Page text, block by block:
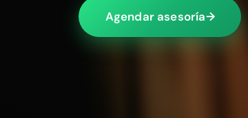
Agendar asesoría→